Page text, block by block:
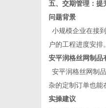
五、交期管理：提
问题背景
小规模企业在接
户的工程进度安排。
安平润格丝网制品
安平润格丝网制
杂的定制订单也能
实操建议